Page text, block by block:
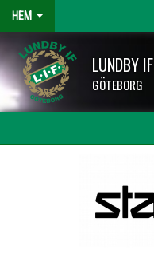
HEM
LUNDBY IF
GÖTEBORG